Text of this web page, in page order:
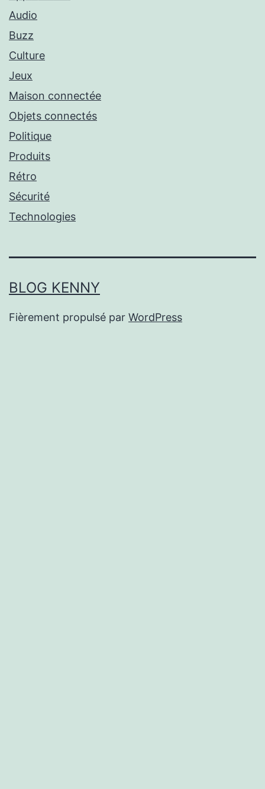
Audio
Buzz
Culture
Jeux
Maison connectée
Objets connectés
Politique
Produits
Rétro
Sécurité
Technologies
BLOG KENNY
Fièrement propulsé par WordPress